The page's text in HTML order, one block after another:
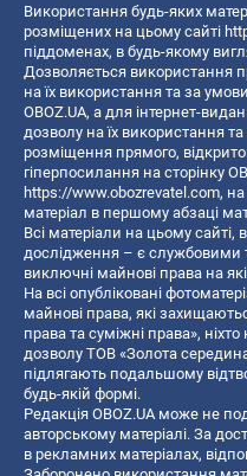
Використання будь-яких
розміщених на цьому сайті
піддоменах, в будь-якому
Дозволяється використання
на їх використання та за
OBOZ.UA, а для інтернет-
дозволу на їх використання
розміщення прямого,
гіперпосилання на сторінку
https://www.obozrevatel.com,
матеріал в першому абзаці
Всі матеріали на цьому сайті,
дослідження – є службовими
виключні майнові права на
На всі опубліковані
майнові права, які
права та суміжні права»,
дозволу ТОВ «Золота
підлягають подальшому
будь-якій формі.
Редакція OBOZ.UA може не
авторському матеріалі. За
в рекламних матеріалах,